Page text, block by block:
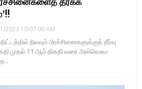
2023 10:07:00 AM
நிலவும் பிரச்சினைகளுக்குத் தீர்வு
முதல் 11 ஆம் திகதி வரை அஸ்வெசும